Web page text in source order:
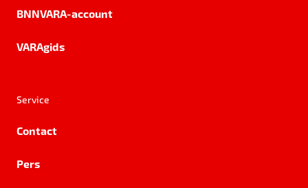
BNNVARA-account
VARAgids
Service
Contact
Pers